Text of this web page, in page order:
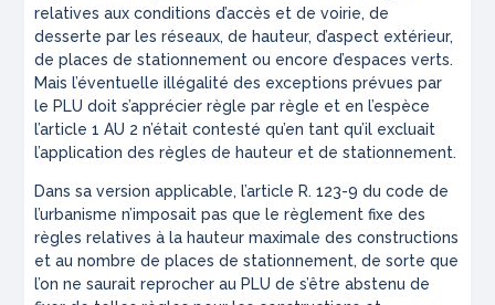
relatives aux conditions d’accès et de voirie, de
desserte par les réseaux, de hauteur, d’aspect extérieur,
de places de stationnement ou encore d’espaces verts.
Mais l’éventuelle illégalité des exceptions prévues par
le PLU doit s’apprécier règle par règle et en l’espèce
l’article 1 AU 2 n’était contesté qu’en tant qu’il excluait
l’application des règles de hauteur et de stationnement.
Dans sa version applicable, l’article R. 123-9 du code de
l’urbanisme n’imposait pas que le règlement fixe des
règles relatives à la hauteur maximale des constructions
et au nombre de places de stationnement, de sorte que
l’on ne saurait reprocher au PLU de s’être abstenu de